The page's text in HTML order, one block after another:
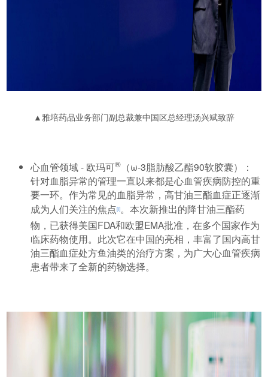
▲雅培药品业务部门副总裁兼中国区总经理汤兴斌致辞
心血管领域 - 欧玛可® （ω-3脂肪酸乙酯90软胶囊）：
针对血脂异常的管理一直以来都是心血管疾病防控的重
要一环。作为常见的血脂异常，高甘油三酯血症正逐渐
成为人们关注的焦点[i]。本次新推出的降甘油三酯药
物，已获得美国FDA和欧盟EMA批准，在多个国家作为
临床药物使用。此次它在中国的亮相，丰富了国内高甘
油三酯血症处方鱼油类的治疗方案，为广大心血管疾病
患者带来了全新的药物选择。